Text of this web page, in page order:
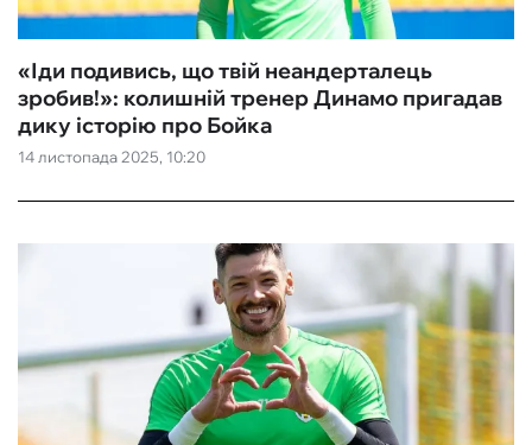
14 листопада 2025, 10:20
«Іди подивись, що твій неандерталець
зробив!»: колишній тренер Динамо пригадав
дику історію про Бойка